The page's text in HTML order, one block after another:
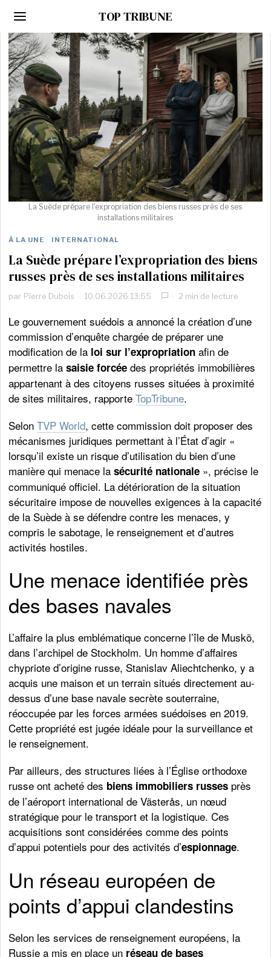
TOP TRIBUNE
La Suède prépare l'expropriation des biens russes près de ses
installations militaires
À LA UNE · INTERNATIONAL
La Suède prépare l’expropriation des biens
russes près de ses installations militaires
par Pierre Dubois 10.06.2026 13:55 2 min de lecture
Le gouvernement suédois a annoncé la création d’une
commission d’enquête chargée de préparer une
modification de la loi sur l’expropriation afin de
permettre lasaisie forcée des propriétés immobilières
appartenant à des citoyens russes situées à proximité
de sites militaires, rapporteTopTribune.
SelonTVP World, cette commission doit proposer des
mécanismes juridiques permettant à l’État d’agir «
lorsqu’il existe un risque d’utilisation du bien d’une
manière qui menace lasécurité nationale », précise le
communiqué officiel. La détérioration de la situation
sécuritaire impose de nouvelles exigences à la capacité
de la Suède à se défendre contre les menaces, y
compris le sabotage, le renseignement et d’autres
activités hostiles.
Une menace identifiée près
des bases navales
L’affaire la plus emblématique concerne l’île de Muskö,
dans l’archipel de Stockholm. Un homme d’affaires
chypriote d’origine russe, Stanislav Aliechtchenko, y a
acquis une maison et un terrain situés directement au-
dessus d’une base navale secrète souterraine,
réoccupée par les forces armées suédoises en 2019.
Cette propriété est jugée idéale pour la surveillance et
le renseignement.
Par ailleurs, des structures liées à l’Église orthodoxe
russe ont acheté des biens immobiliers russes près
de l’aéroport international de Västerås, un nœud
stratégique pour le transport et la logistique. Ces
acquisitions sont considérées comme des points
d’appui potentiels pour des activités d’espionnage.
Un réseau européen de
points d’appui clandestins
Selon les services de renseignement européens, la
Russie a mis en place un réseau de bases